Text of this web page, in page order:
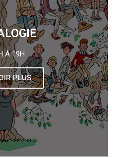
À 19H
PLUS